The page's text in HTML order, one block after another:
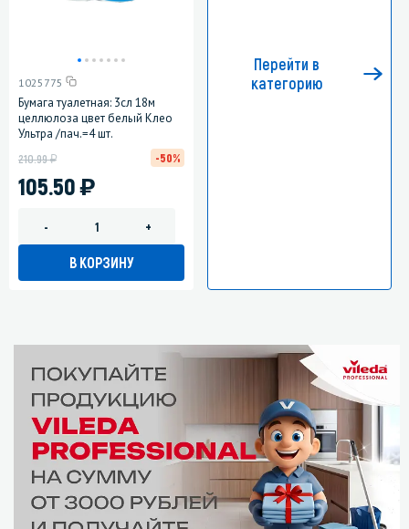
1025775
Бумага туалетная: 3сл 18м
целлюлоза цвет белый Клео
Ультра /пач.=4 шт.
105.50)
210.99у -50%
- +
В КОРЗИНУ
Перейти в
категорию